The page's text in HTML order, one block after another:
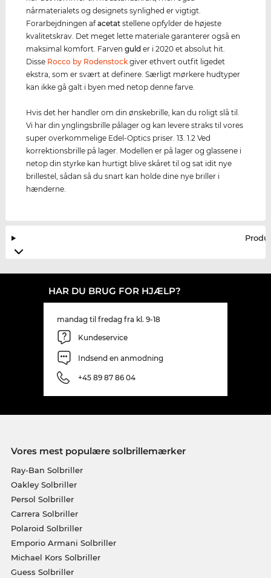
nårmaterialets og designets synlighed er vigtigt.
Forarbejdningen afacetat stellene opfylder de højeste
kvalitetskrav. Det meget lette materiale garanterer også en
maksimal komfort. Farvenguld er i 2020 et absolut hit.
Disse Rocco by Rodenstock giver ethvert outfit ligedet
ekstra, som er svært at definere. Særligt mørkere hudtyper
kan ikke gå galt i byen med netop denne farve.
Hvis det her handler om din ønskebrille, kan du roligt slå til.
Vi har din ynglingsbrille pålager og kan levere straks til vores
super overkommelige Edel-Optics priser. 13. 1.2 Ved
korrektionsbrille på lager. Modellen er på lager og glassene i
netop din styrke kan hurtigt blive skåret til og sat idit nye
brillestel, sådan så du snart kan holde dine nye briller i
hænderne.
HAR DU BRUG FOR HJÆLP?
mandag til fredag fra kl. 9-18
Kundeservice
Indsend en anmodning
+45 89 87 86 04
Vores mest populære solbrillemærker
Ray-Ban Solbriller
Oakley Solbriller
Persol Solbriller
Carrera Solbriller
Polaroid Solbriller
Emporio Armani Solbriller
Michael Kors Solbriller
Guess Solbriller